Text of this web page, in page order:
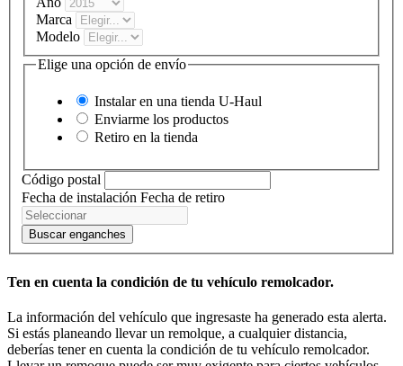
Marca
Modelo
Elige una opción de envío
Instalar en una tienda U-Haul
Enviarme los productos
Retiro en la tienda
Código postal
Fecha de instalación Fecha de retiro
Buscar enganches
Ten en cuenta la condición de tu vehículo remolcador.
La información del vehículo que ingresaste ha generado esta alerta.
Si estás planeando llevar un remolque, a cualquier distancia,
deberías tener en cuenta la condición de tu vehículo remolcador.